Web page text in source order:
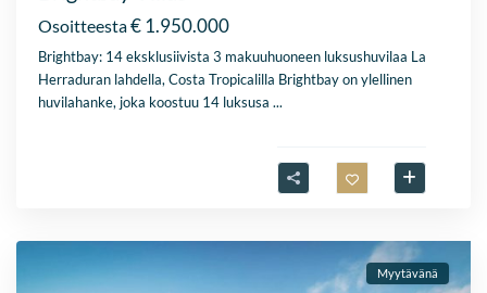
Osoitteesta€ 1.950.000
Brightbay: 14 eksklusiivista 3 makuuhuoneen luksushuvilaa La
Herraduran lahdella, Costa Tropicalilla Brightbay on ylellinen
huvilahanke, joka koostuu 14 luksusa...
Myytävänä